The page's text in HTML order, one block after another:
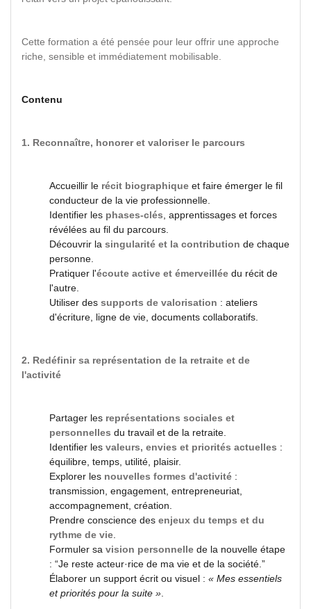
Cette formation a été pensée pour leur offrir une approche
riche, sensible et immédiatement mobilisable.
Contenu
1. Reconnaître, honorer et valoriser le parcours
Accueillir le récit biographique et faire émerger le fil
conducteur de la vie professionnelle.
Identifier les phases-clés, apprentissages et forces
révélées au fil du parcours.
Découvrir la singularité et la contribution de chaque
personne.
Pratiquer l'écoute active et émerveillée du récit de
l'autre.
Utiliser des supports de valorisation : ateliers
d'écriture, ligne de vie, documents collaboratifs.
2. Redéfinir sa représentation de la retraite et de
l'activité
Partager les représentations sociales et
personnelles du travail et de la retraite.
Identifier les valeurs, envies et priorités actuelles :
équilibre, temps, utilité, plaisir.
Explorer les nouvelles formes d'activité :
transmission, engagement, entrepreneuriat,
accompagnement, création.
Prendre conscience des enjeux du temps et du
rythme de vie.
Formuler sa vision personnelle de la nouvelle étape
: “Je reste acteur·rice de ma vie et de la société.”
Élaborer un support écrit ou visuel : « Mes essentiels
et priorités pour la suite ».